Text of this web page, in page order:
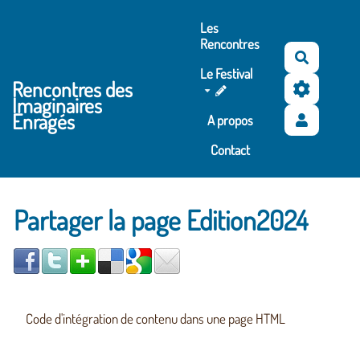
Rencontres des
Imaginaires
Enragés
Les
Rencontres
Le Festival
A propos
Contact
Partager la page Edition2024
Code d'intégration de contenu dans une page HTML